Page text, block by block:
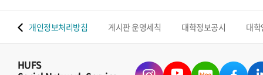
개인정보처리방침 게시판 운영세칙 대학정보공시 대
HUFS